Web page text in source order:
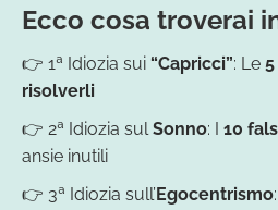
Ecco cosa troverai
👉 1ª Idiozia sui “Capricci”: Le
risolverli
👉 2ª Idiozia sulSonno: I 10
ansie inutili
👉 3ª Idiozia sull’ Egocentrismo